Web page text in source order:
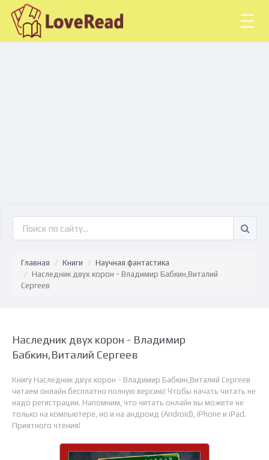
Главная Книги
Научная фантастика
Наследник двух корон - Владимир Бабкин,Виталий
Сергеев
Наследник двух корон - Владимир
Бабкин,Виталий Сергеев
Книгу Наследник двух корон - Владимир Бабкин,Виталий Сергеев
читаем онлайн бесплатно полную версию! Чтобы начать читать не
надо регистрации. Напомним, что читать онлайн вы можете не
только на компьютере, но и на андроид (Android), iPhone и iPad.
Приятного чтения!